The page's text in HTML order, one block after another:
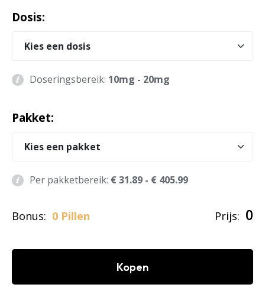
Dosis:
Doseringsbereik: 10mg - 20mg
Pakket:
Per pakketbereik: € 31.89 - € 405.99
Bonus: 0 Pillen Prijs: 0
Kopen